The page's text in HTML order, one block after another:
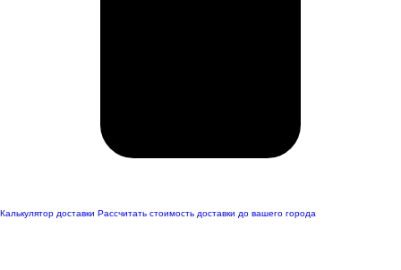
Калькулятор доставки Рассчитать стоимость доставки до вашего города